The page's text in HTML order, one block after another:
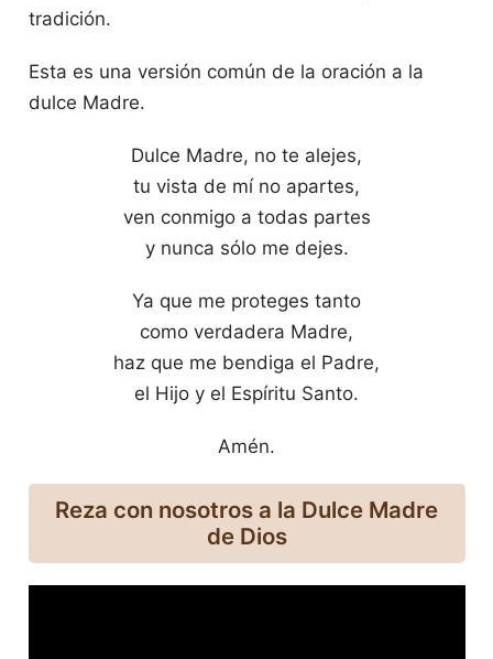
tradición.
Esta es una versión común de la oración a la
dulce Madre.
Dulce Madre, no te alejes,
tu vista de mí no apartes,
ven conmigo a todas partes
y nunca sólo me dejes.
Ya que me proteges tanto
como verdadera Madre,
haz que me bendiga el Padre,
el Hijo y el Espíritu Santo.
Amén.
Reza con nosotros a la Dulce Madre
de Dios